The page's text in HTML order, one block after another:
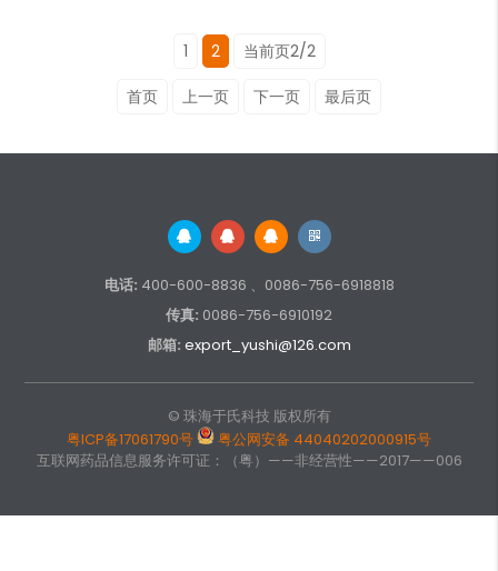
1 2 当前页2/2
首页 上一页 下一页 最后页
电话: 400-600-8836 、0086-756-6918818
传真: 0086-756-6910192
邮箱: export_yushi@126.com
© 珠海于氏科技 版权所有
粤ICP备17061790号
粤公网安备 44040202000915号
互联网药品信息服务许可证：（粤）——非经营性——2017——006